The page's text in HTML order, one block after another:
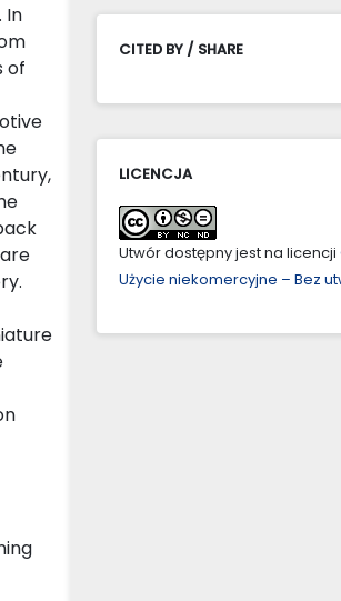
In
of
CITED BY / SHARE
LICENCJA
Utwór dostępny jest na licencji
Użycie niekomercyjne – Bez